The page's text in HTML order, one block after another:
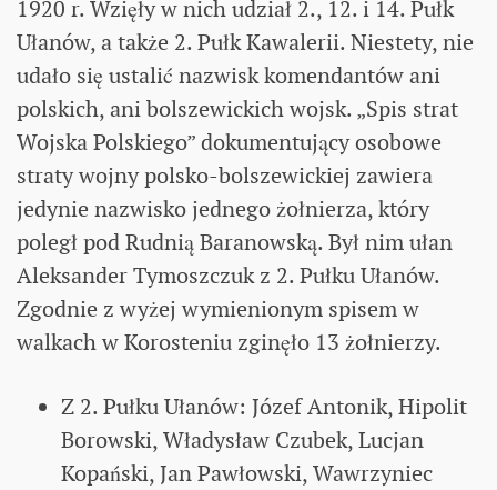
1920 r. Wzięły w nich udział 2., 12. i 14. Pułk
Ułanów, a także 2. Pułk Kawalerii. Niestety, nie
udało się ustalić nazwisk komendantów ani
polskich, ani bolszewickich wojsk. „Spis strat
Wojska Polskiego” dokumentujący osobowe
straty wojny polsko-bolszewickiej zawiera
jedynie nazwisko jednego żołnierza, który
poległ pod Rudnią Baranowską. Był nim ułan
Aleksander Tymoszczuk z 2. Pułku Ułanów.
Zgodnie z wyżej wymienionym spisem w
walkach w Korosteniu zginęło 13 żołnierzy.
Z 2. Pułku Ułanów: Józef Antonik, Hipolit
Borowski, Władysław Czubek, Lucjan
Kopański, Jan Pawłowski, Wawrzyniec